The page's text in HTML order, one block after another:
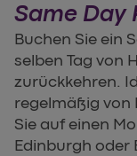
Same Day
Buchen Sie ein
selben Tag von
zurückkehren.
regelmäßig von
Sie auf einen
Edinburgh oder